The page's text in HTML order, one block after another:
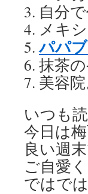
3. 自分
4. メキ
5.パパ
6. 抹茶
7. 美容院
いつも
今日は
良い週
ご自愛
ではで